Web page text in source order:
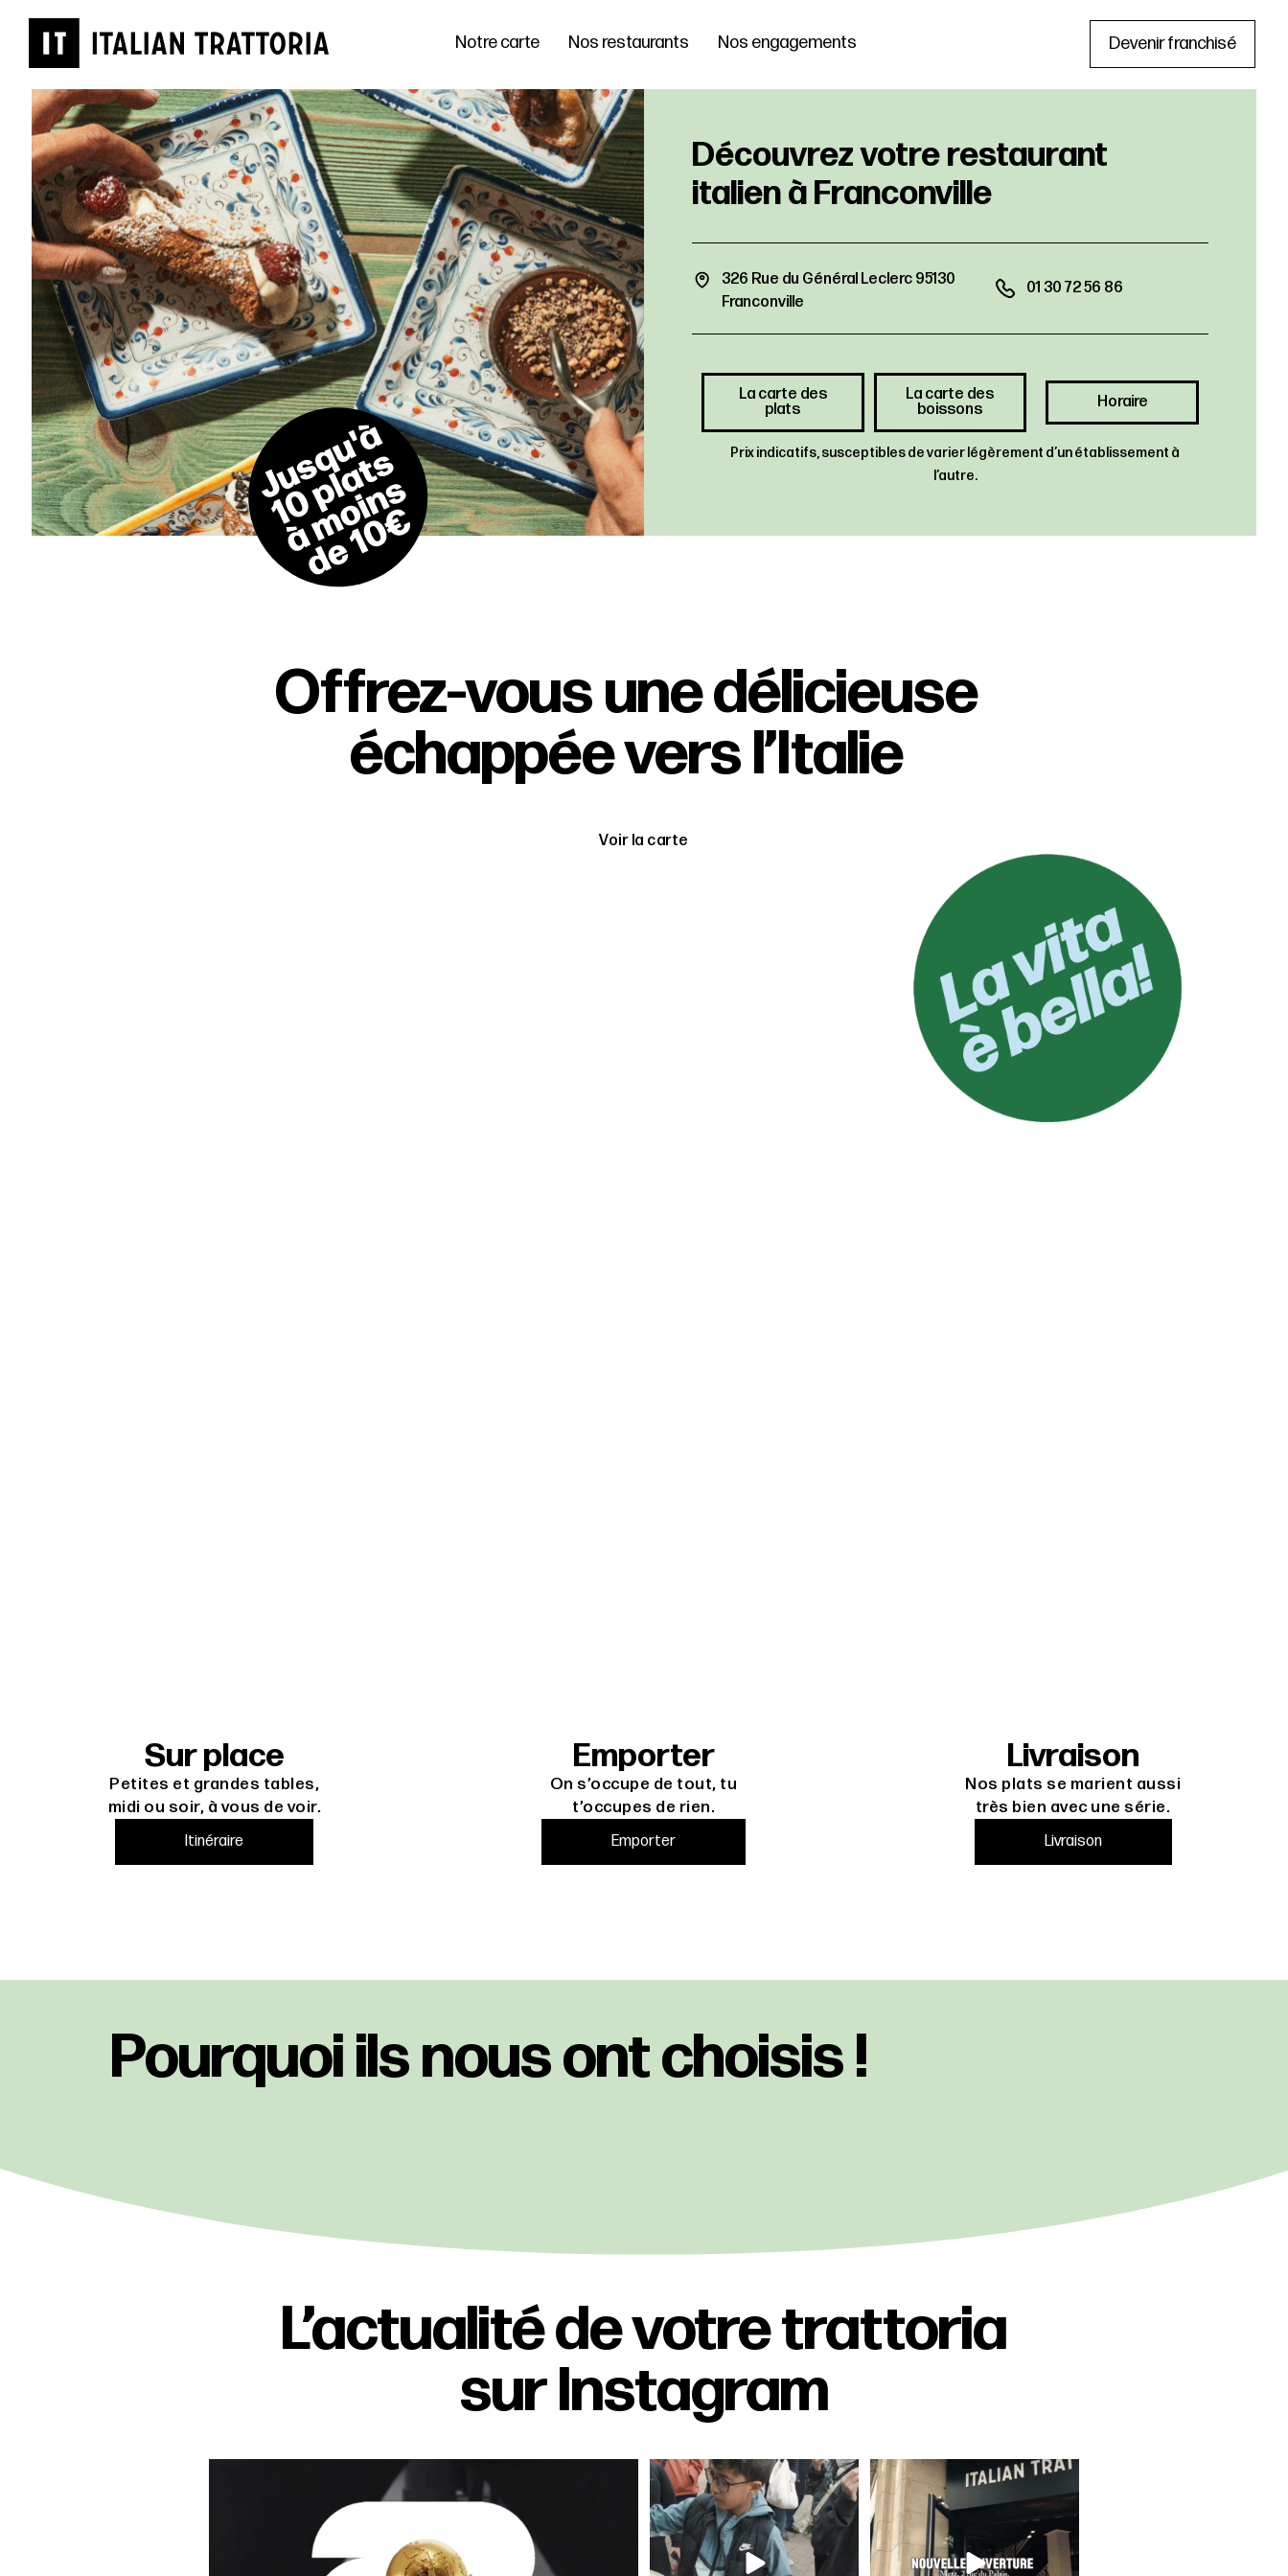
Notre carte Nos restaurants Nos engagements Devenir franchisé
326 Rue du Général Leclerc 95130
Franconville
01 30 72 56 86
La carte des
plats
La carte des
boissons
Horaire
Prix indicatifs, susceptibles de varier légèrement d’un établissement à
l’autre.
Offrez-vous une délicieuse
échappée vers l’Italie
Voir la carte
Sur place
Petites et grandes tables,
midi ou soir, à vous de voir.
Itinéraire
Emporter
On s’occupe de tout, tu
t’occupes de rien.
Emporter
Livraison
Nos plats se marient aussi
très bien avec une série.
Livraison
Pourquoi ils nous ont choisis !
L’actualité de votre trattoria
sur Instagram
C`est l`heure du calcio !!
La Coupe du
...
27 5
Un momento vero à partager, au sens
propre comme
...
77 4
Metz, sa cathédrale, et maintenant sa
trattoria !
83 4